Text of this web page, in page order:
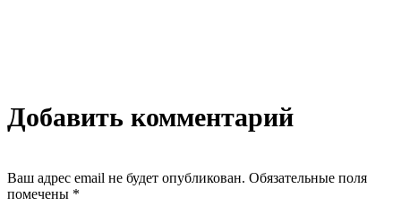
Добавить комментарий
Ваш адрес email не будет опубликован. Обязательные поля
помечены *